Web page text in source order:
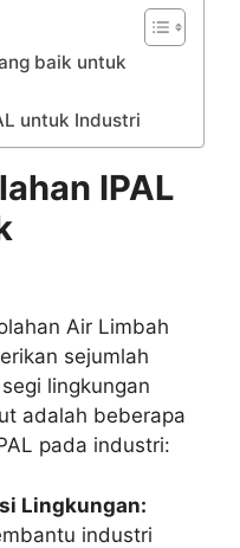
baik untuk
untuk Industri
IPAL
Air Limbah
sejumlah
lingkungan
adalah beberapa
pada industri:
Lingkungan:
industri